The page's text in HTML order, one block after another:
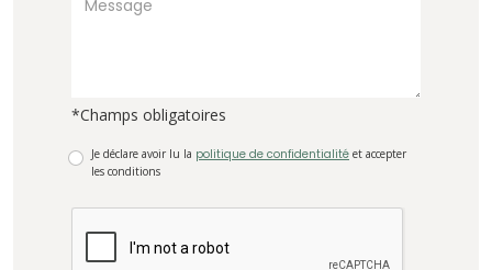
*Champs obligatoires
Je déclare avoir lu la politique de confidentialité et accepter
les conditions